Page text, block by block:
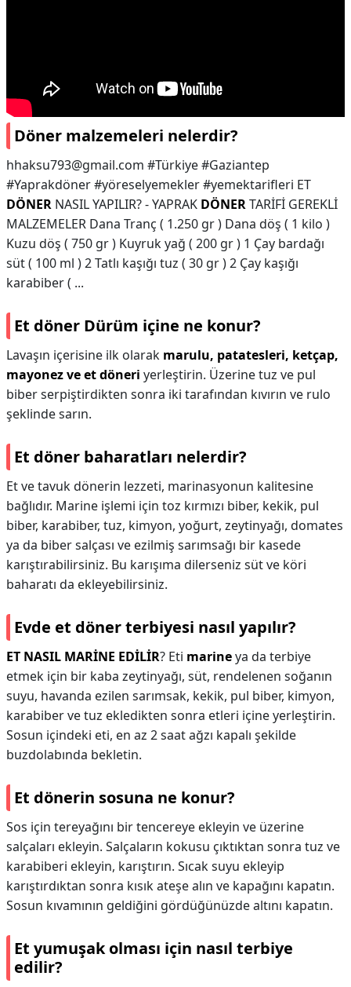
Döner malzemeleri nelerdir?
hhaksu793@gmail.com #Türkiye #Gaziantep
#Yaprakdöner #yöreselyemekler #yemektarifleri ET
DÖNER NASIL YAPILIR? - YAPRAK DÖNERTARİFİ GEREKLİ
MALZEMELER Dana Tranç ( 1.250 gr ) Dana döş ( 1 kilo )
Kuzu döş ( 750 gr ) Kuyruk yağ ( 200 gr ) 1 Çay bardağı
süt ( 100 ml ) 2 Tatlı kaşığı tuz ( 30 gr ) 2 Çay kaşığı
karabiber ( ...
Et döner Dürüm içine ne konur?
Lavaşın içerisine ilk olarak marulu, patatesleri, ketçap,
mayonez ve et döneri yerleştirin. Üzerine tuz ve pul
biber serpiştirdikten sonra iki tarafından kıvırın ve rulo
şeklinde sarın.
Et döner baharatları nelerdir?
Et ve tavuk dönerin lezzeti, marinasyonun kalitesine
bağlıdır. Marine işlemi için toz kırmızı biber, kekik, pul
biber, karabiber, tuz, kimyon, yoğurt, zeytinyağı, domates
ya da biber salçası ve ezilmiş sarımsağı bir kasede
karıştırabilirsiniz. Bu karışıma dilerseniz süt ve köri
baharatı da ekleyebilirsiniz.
Evde et döner terbiyesi nasıl yapılır?
ET NASIL MARİNE EDİLİR? Eti marineya da terbiye
etmek için bir kaba zeytinyağı, süt, rendelenen soğanın
suyu, havanda ezilen sarımsak, kekik, pul biber, kimyon,
karabiber ve tuz ekledikten sonra etleri içine yerleştirin.
Sosun içindeki eti, en az 2 saat ağzı kapalı şekilde
buzdolabında bekletin.
Et dönerin sosuna ne konur?
Sos için tereyağını bir tencereye ekleyin ve üzerine
salçaları ekleyin. Salçaların kokusu çıktıktan sonra tuz ve
karabiberi ekleyin, karıştırın. Sıcak suyu ekleyip
karıştırdıktan sonra kısık ateşe alın ve kapağını kapatın.
Sosun kıvamının geldiğini gördüğünüzde altını kapatın.
Et yumuşak olması için nasıl terbiye
edilir?